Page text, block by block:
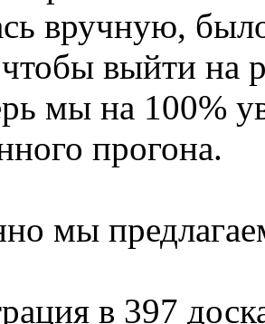
вручную,
выйти на
мы на 100%
прогона.
мы
в 397